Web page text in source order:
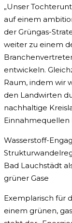
„Unser
auf einem
der Grüngas-
weiter zu einem
entwickeln.
Raum, indem wir
den Landwirten
nachhaltige
Einnahmequellen
Wasserstoff-
Bad Lauchstädt
grüner Gase
Exemplarisch für
einem grünen,